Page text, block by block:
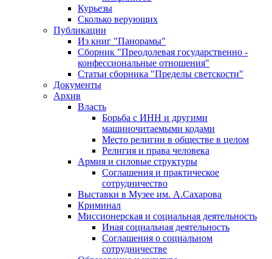
Курьезы
Сколько верующих
Публикации
Из книг "Панорамы"
Сборник "Преодолевая государственно -
конфессиональные отношения"
Статьи сборника "Пределы светскости"
Документы
Архив
Власть
Борьба с ИНН и другими
машиночитаемыми кодами
Место религии в обществе в целом
Религия и права человека
Армия и силовые структуры
Соглашения и практическое
сотрудничество
Выставки в Музее им. А.Сахарова
Криминал
Миссионерская и социальная деятельность
Иная социальная деятельность
Соглашения о социальном
сотрудничестве